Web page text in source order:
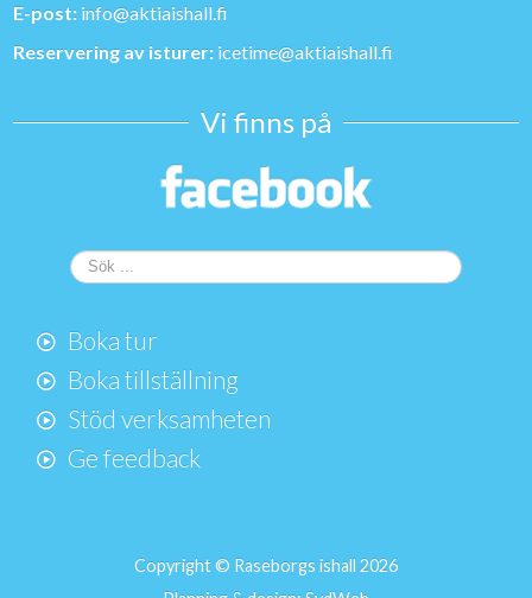
E-post: info@aktiaishall.fi
Reservering av isturer: icetime@aktiaishall.fi
Vi finns på
Sök
...
Boka tur
Boka tillställning
Stöd verksamheten
Ge feedback
Copyright © Raseborgs ishall 2026